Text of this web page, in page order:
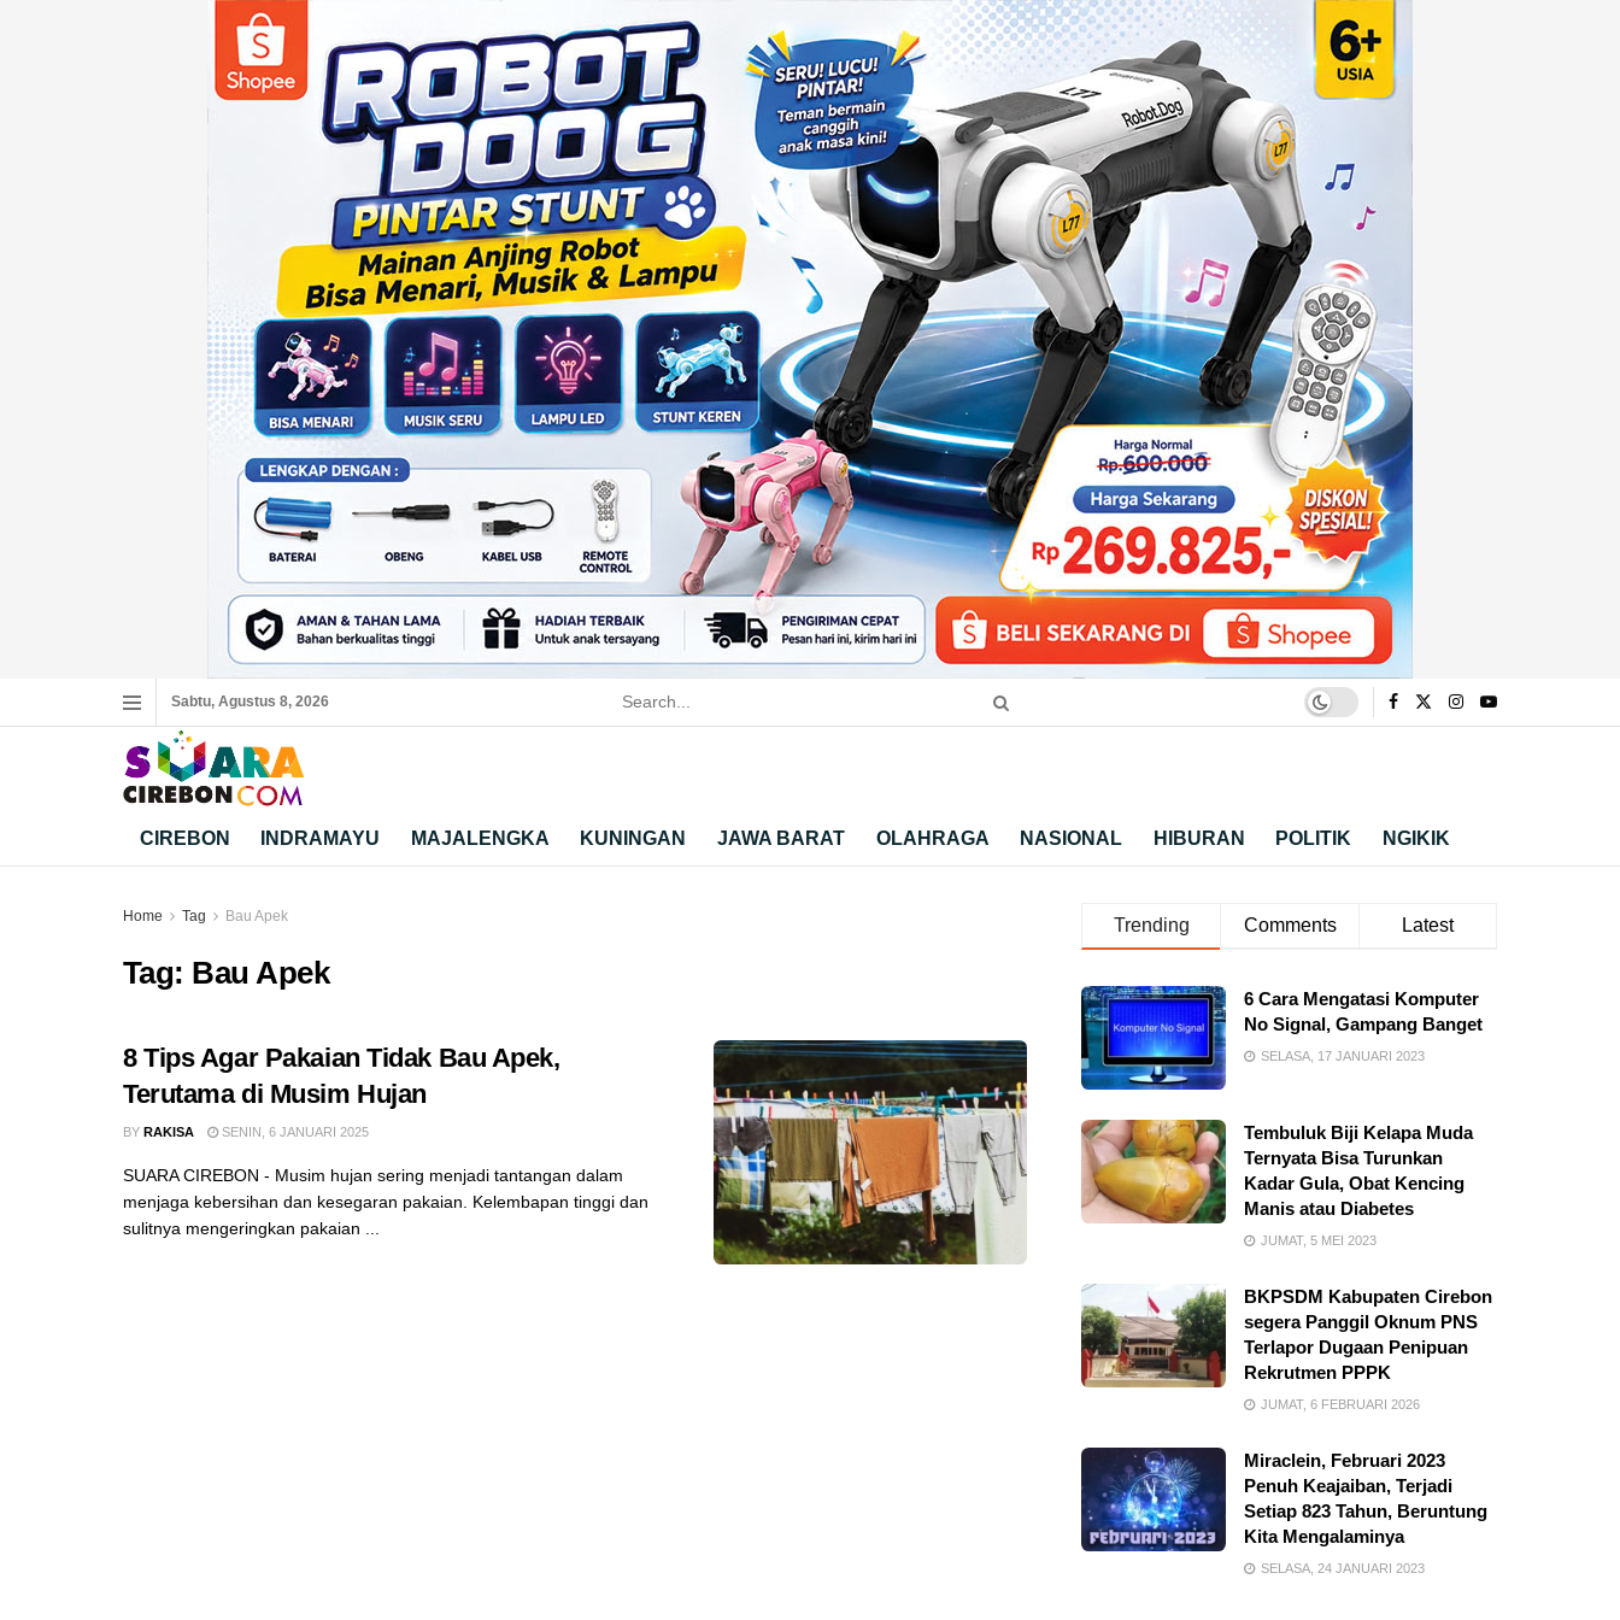
Sabtu, Agustus 8, 2026
CIREBON INDRAMAYU MAJALENGKA KUNINGAN JAWA BARAT OLAHRAGA NASIONAL HIBURAN POLITIK NGIKIK
Home Tag Bau Apek
Tag: Bau Apek
8 Tips Agar Pakaian Tidak Bau Apek,
Terutama di Musim Hujan
BY RAKISA SENIN, 6 JANUARI 2025
SUARA CIREBON - Musim hujan sering menjadi tantangan dalam
menjaga kebersihan dan kesegaran pakaian. Kelembapan tinggi dan
sulitnya mengeringkan pakaian ...
Trending Comments Latest
6 Cara Mengatasi Komputer
No Signal, Gampang Banget
SELASA, 17 JANUARI 2023
Tembuluk Biji Kelapa Muda
Ternyata Bisa Turunkan
Kadar Gula, Obat Kencing
Manis atau Diabetes
JUMAT, 5 MEI 2023
BKPSDM Kabupaten Cirebon
segera Panggil Oknum PNS
Terlapor Dugaan Penipuan
Rekrutmen PPPK
JUMAT, 6 FEBRUARI 2026
Miraclein, Februari 2023
Penuh Keajaiban, Terjadi
Setiap 823 Tahun, Beruntung
Kita Mengalaminya
SELASA, 24 JANUARI 2023